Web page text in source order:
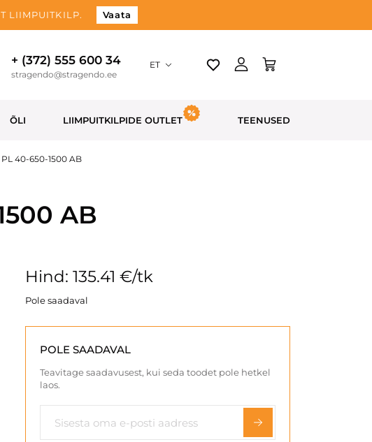
LIIMPUITKILP. Vaata
+ (372) 555 600 34
stragendo@stragendo.ee
ET
ÕLI LIIMPUITKILPIDE OUTLET TEENUSED
40-650-1500 AB
AB
Hind: 135.41 €/tk
Pole saadaval
POLE SAADAVAL
Teavitage saadavusest, kui seda toodet pole hetkel
laos.